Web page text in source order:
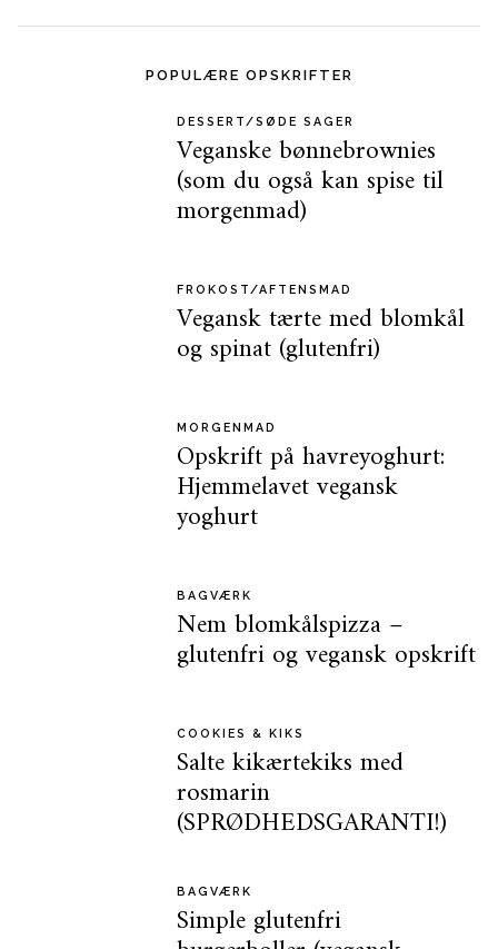
POPULÆRE OPSKRIFTER
DESSERT/SØDE SAGER
Veganske bønnebrownies
(som du også kan spise til
morgenmad)
FROKOST/AFTENSMAD
Vegansk tærte med blomkål
og spinat (glutenfri)
MORGENMAD
Opskrift på havreyoghurt:
Hjemmelavet vegansk
yoghurt
BAGVÆRK
Nem blomkålspizza –
glutenfri og vegansk opskrift
COOKIES & KIKS
Salte kikærtekiks med
rosmarin
(SPRØDHEDSGARANTI!)
BAGVÆRK
Simple glutenfri